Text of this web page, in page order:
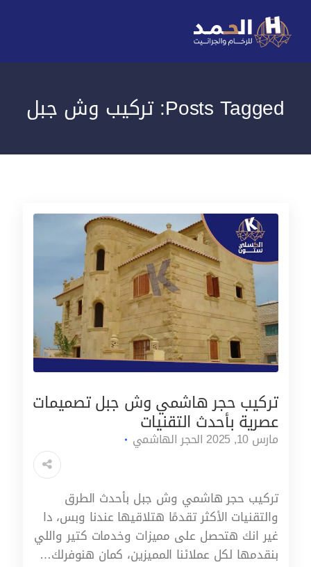
Posts Tagged: تركيب وش جبل
تركيب حجر هاشمي وش جبل تصميمات
عصرية بأحدث التقنيات
مارس 10, 2025 الحجر الهاشمي
تركيب حجر هاشمي وش جبل بأحدث الطرق
والتقنيات الأكثر تقدمًا هتلاقيها عندنا وبس، دا
غير انك هتحصل على مميزات وخدمات كتير واللي
بنقدمها لكل عملائنا المميزين، كمان هنوفرلك…